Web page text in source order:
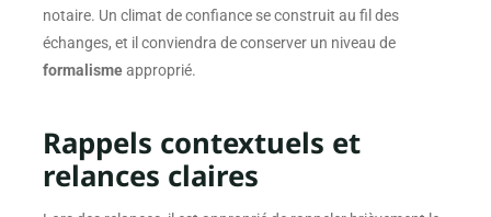
notaire. Un climat de confiance se construit au fil des
échanges, et il conviendra de conserver un niveau de
formalismeapproprié.
Rappels contextuels et
relances claires